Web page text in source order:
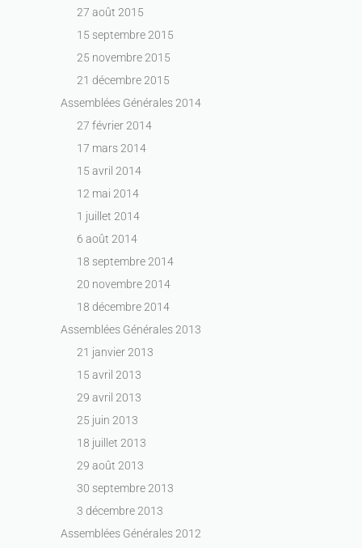
27 août 2015
15 septembre 2015
25 novembre 2015
21 décembre 2015
Assemblées Générales 2014
27 février 2014
17 mars 2014
15 avril 2014
12 mai 2014
1 juillet 2014
6 août 2014
18 septembre 2014
20 novembre 2014
18 décembre 2014
Assemblées Générales 2013
21 janvier 2013
15 avril 2013
29 avril 2013
25 juin 2013
18 juillet 2013
29 août 2013
30 septembre 2013
3 décembre 2013
Assemblées Générales 2012